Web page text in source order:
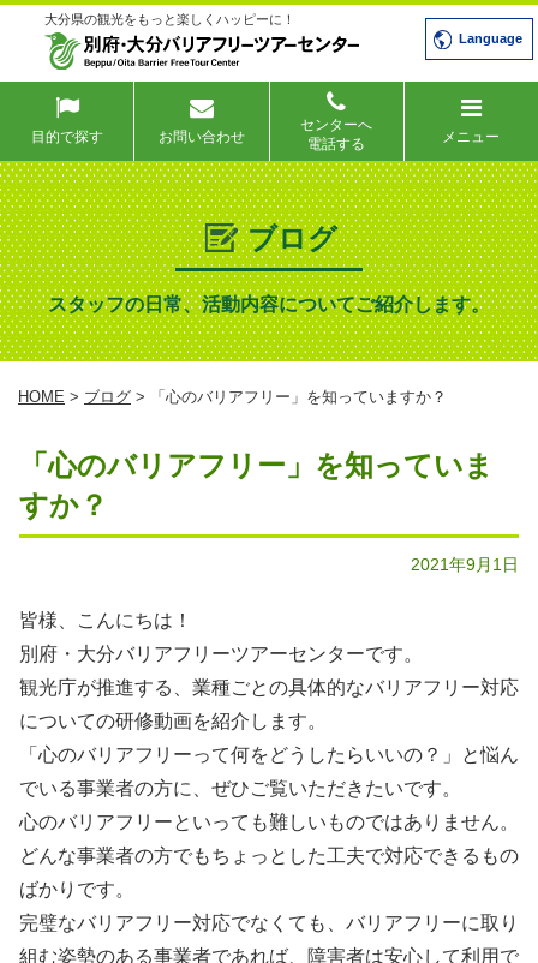
大分県の観光をもっと楽しくハッピーに！
Language
目的で探す お問い合わせ
センターへ
電話する
メニュー
ブログ
スタッフの日常、活動内容についてご紹介します。
HOME > ブログ > 「心のバリアフリー」を知っていますか？
「心のバリアフリー」を知っていま
すか？
2021年9月1日
皆様、こんにちは！
別府・大分バリアフリーツアーセンターです。
観光庁が推進する、業種ごとの具体的なバリアフリー対応
についての研修動画を紹介します。
「心のバリアフリーって何をどうしたらいいの？」と悩ん
でいる事業者の方に、ぜひご覧いただきたいです。
心のバリアフリーといっても難しいものではありません。
どんな事業者の方でもちょっとした工夫で対応できるもの
ばかりです。
完璧なバリアフリー対応でなくても、バリアフリーに取り
組む姿勢のある事業者であれば、障害者は安心して利用で